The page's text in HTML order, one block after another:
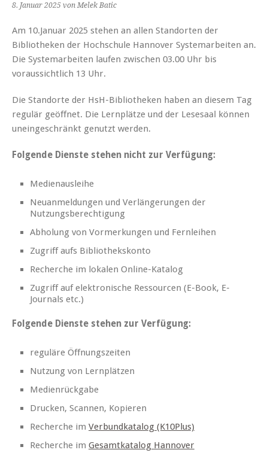
8. Januar 2025 von Melek Batic
Am 10.Januar 2025 stehen an allen Standorten der
Bibliotheken der Hochschule Hannover Systemarbeiten an.
Die Systemarbeiten laufen zwischen 03.00 Uhr bis
voraussichtlich 13 Uhr.
Die Standorte der HsH-Bibliotheken haben an diesem Tag
regulär geöffnet. Die Lernplätze und der Lesesaal können
uneingeschränkt genutzt werden.
Folgende Dienste stehen nicht zur Verfügung:
Medienausleihe
Neuanmeldungen und Verlängerungen der
Nutzungsberechtigung
Abholung von Vormerkungen und Fernleihen
Zugriff aufs Bibliothekskonto
Recherche im lokalen Online-Katalog
Zugriff auf elektronische Ressourcen (E-Book, E-
Journals etc.)
Folgende Dienste stehen zur Verfügung:
reguläre Öffnungszeiten
Nutzung von Lernplätzen
Medienrückgabe
Drucken, Scannen, Kopieren
Recherche im Verbundkatalog (K10Plus)
Recherche im Gesamtkatalog Hannover